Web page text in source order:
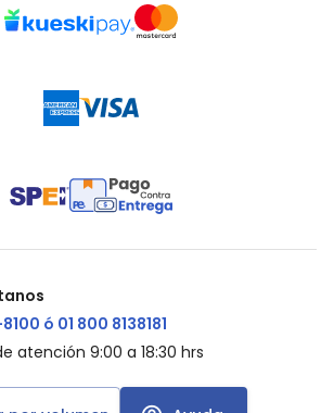
ó 01 800 8138181
atención 9:00 a 18:30 hrs